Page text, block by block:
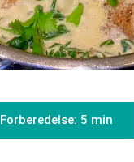
Forberedelse: 5 min